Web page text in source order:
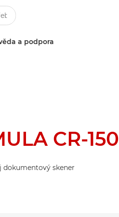
a podpora
CR-150
dokumentový skener